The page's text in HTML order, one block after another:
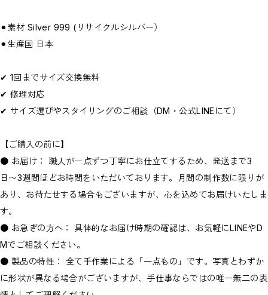
⚫︎素材 Silver 999 (リサイクルシルバー）
⚫︎生産国 日本
✔︎ 1回までサイズ交換無料
✔︎ 修理対応
✔︎ サイズ選びやスタイリングのご相談（DM・公式LINEにて）
【ご購入の前に】
● お届け： 職人が一点ずつ丁寧にお仕立てするため、発送まで3
日〜3週間ほどお時間をいただいております。月間の制作数に限りが
あり、お待たせする場合もございますが、心を込めてお届けいたしま
す。
● お急ぎの方へ： 具体的なお届け時期の確認は、お気軽にLINEやD
Mでご相談ください。
● 製品の特性： 全て手作業による「一点もの」です。写真とわずか
に形状が異なる場合がございますが、手仕事ならではの唯一無二の表